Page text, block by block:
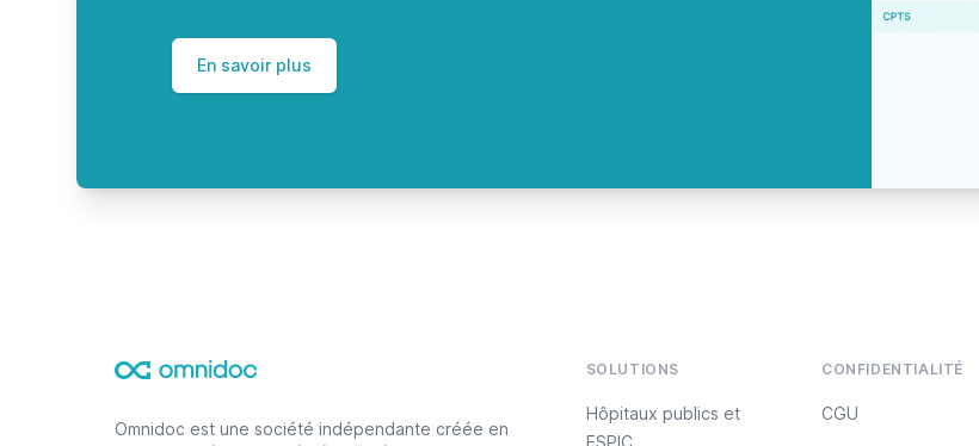
En savoir plus
Omnidoc est une société indépendante créée en
SOLUTIONS
Hôpitaux publics et
CONFIDENTIALITÉ
CGU